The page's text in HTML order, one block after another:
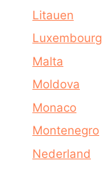
Litauen
Luxembourg
Malta
Moldova
Monaco
Montenegro
Nederland